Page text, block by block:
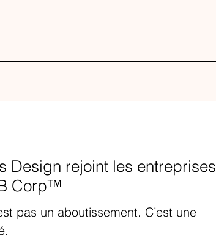
Design rejoint les entreprises
Corp™
pas un aboutissement. C’est une